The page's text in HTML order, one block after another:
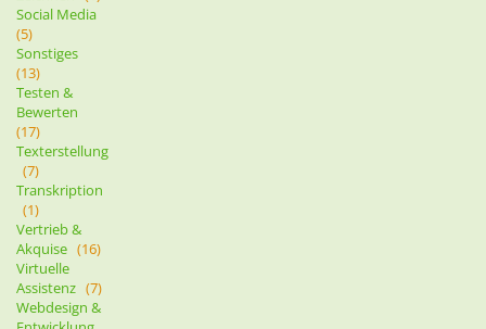
Social Media
(5)
Sonstiges
(13)
Testen &
Bewerten
(17)
Texterstellung
(7)
Transkription
(1)
Vertrieb &
Akquise (16)
Virtuelle
Assistenz (7)
Webdesign &